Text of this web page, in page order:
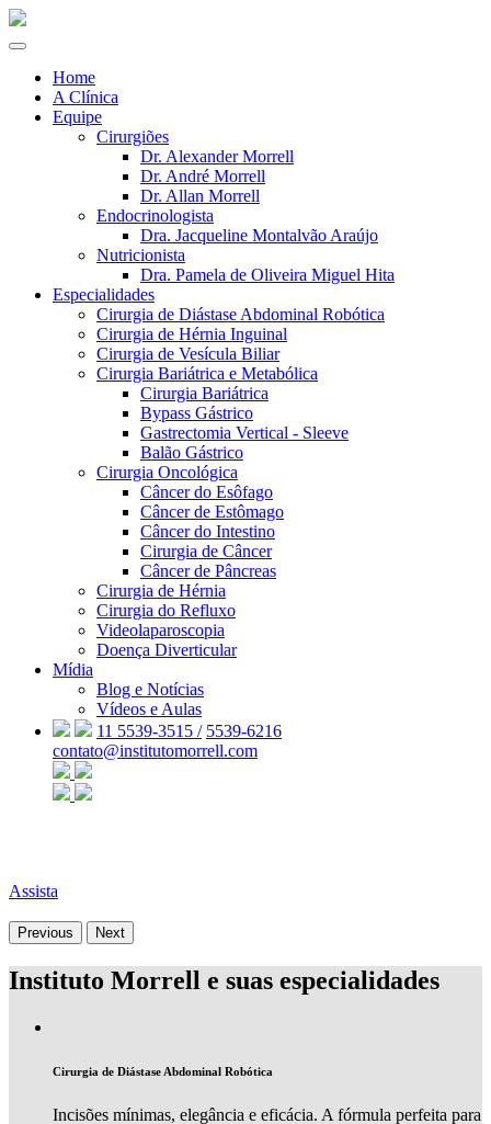
Home
A Clínica
Equipe
Cirurgiões
Dr. Alexander Morrell
Dr. André Morrell
Dr. Allan Morrell
Endocrinologista
Dra. Jacqueline Montalvão Araújo
Nutricionista
Dra. Pamela de Oliveira Miguel Hita
Especialidades
Cirurgia de Diástase Abdominal Robótica
Cirurgia de Hérnia Inguinal
Cirurgia de Vesícula Biliar
Cirurgia Bariátrica e Metabólica
Cirurgia Bariátrica
Bypass Gástrico
Gastrectomia Vertical - Sleeve
Balão Gástrico
Cirurgia Oncológica
Câncer do Esôfago
Câncer de Estômago
Câncer do Intestino
Cirurgia de Câncer
Câncer de Pâncreas
Cirurgia de Hérnia
Cirurgia do Refluxo
Videolaparoscopia
Doença Diverticular
Mídia
Blog e Notícias
Vídeos e Aulas
11 5539-3515 / 5539-6216
contato@institutomorrell.com
Assista
Previous Next
Instituto Morrell e suas especialidades
Cirurgia de Diástase Abdominal Robótica
Incisões mínimas, elegância e eficácia. A fórmula perfeita para